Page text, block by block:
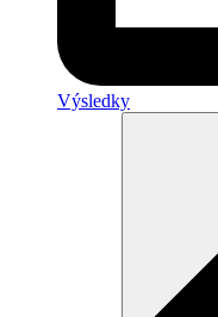
Výsledky